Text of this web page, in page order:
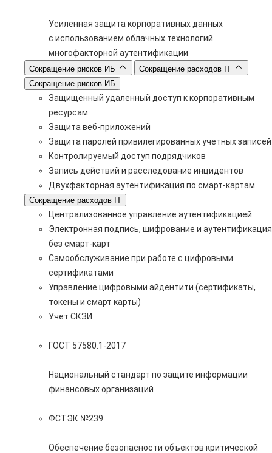
Усиленная защита корпоративных данных
с использованием облачных технологий
многофакторной аутентификации
Сокращение рисков ИБ
Сокращение расходов IT
Сокращение рисков ИБ
Защищенный удаленный доступ к корпоративным
ресурсам
Защита веб-приложений
Защита паролей привилегированных учетных записей
Контролируемый доступ подрядчиков
Запись действий и расследование инцидентов
Двухфакторная аутентификация по смарт-картам
Сокращение расходов IT
Централизованное управление аутентификацией
Электронная подпись, шифрование и аутентификация
без смарт-карт
Самообслуживание при работе с цифровыми
сертификатами
Управление цифровыми айдентити (сертификаты,
токены и смарт карты)
Учет СКЗИ
ГОСТ 57580.1-2017
Национальный стандарт по защите информации
финансовых организаций
ФСТЭК №239
Обеспечение безопасности объектов критической